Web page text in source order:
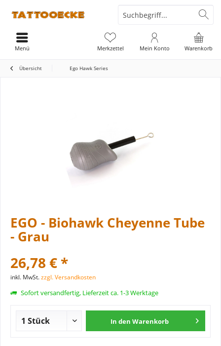
Warenkorb
Merkzettel Mein Konto
Menü
Übersicht Ego Hawk Series
EGO - Biohawk Cheyenne Tube
- Grau
26,78 € *
inkl. MwSt.zzgl. Versandkosten
Sofort versandfertig, Lieferzeit ca. 1-3 Werktage
In den Warenkorb